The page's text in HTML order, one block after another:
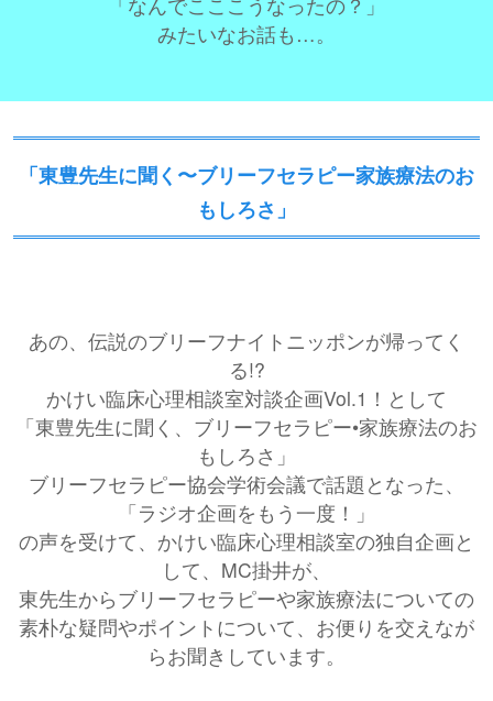
みたいなお話も…。
「東豊先生に聞く〜ブリーフセラピー家族療法のお
もしろさ」
あの、伝説のブリーフナイトニッポンが帰ってく
る!?
かけい臨床心理相談室対談企画Vol.1！として
「東豊先生に聞く、ブリーフセラピー•家族療法のお
もしろさ」
ブリーフセラピー協会学術会議で話題となった、
「ラジオ企画をもう一度！」
の声を受けて、かけい臨床心理相談室の独自企画と
して、MC掛井が、
東先生からブリーフセラピーや家族療法についての
素朴な疑問やポイントについて、お便りを交えなが
らお聞きしています。